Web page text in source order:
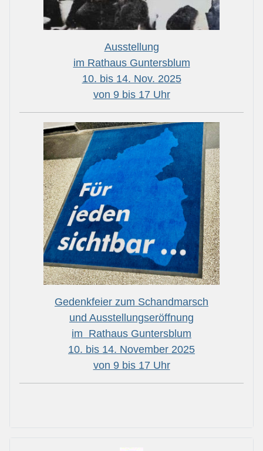
Ausstellung
im Rathaus Guntersblum
10. bis 14. Nov. 2025
von 9 bis 17 Uhr
Gedenkfeier zum Schandmarsch
und Ausstellungseröffnung
im Rathaus Guntersblum
10. bis 14. November 2025
von 9 bis 17 Uhr